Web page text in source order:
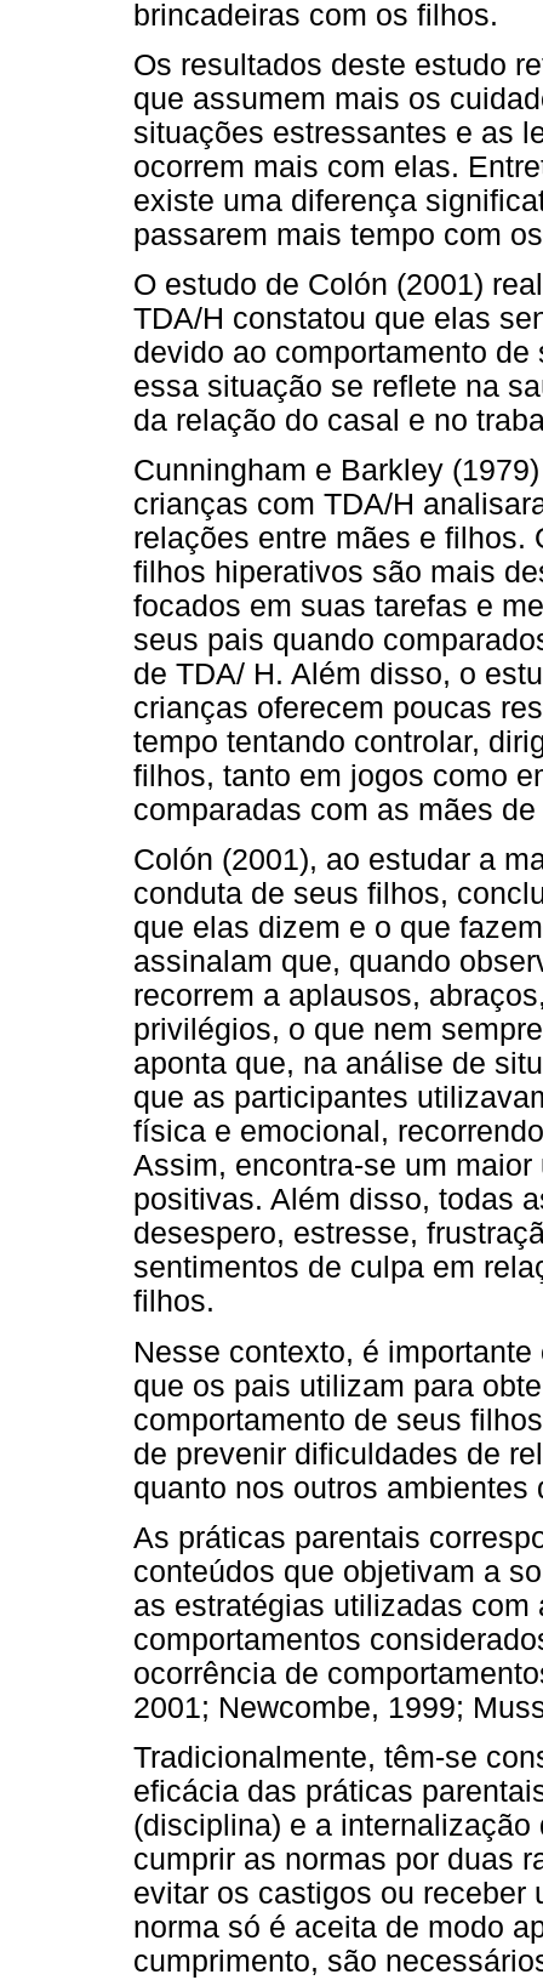
brincadeiras com os filhos.
Os resultados deste estudo
que assumem mais os
situações estressantes e as
ocorrem mais com elas.
existe uma diferença
passarem mais tempo com
O estudo de Colón (2001)
TDA/H constatou que elas
devido ao comportamento
essa situação se reflete na
da relação do casal e no
Cunningham e Barkley
crianças com TDA/H
relações entre mães e filhos.
filhos hiperativos são mais
focados em suas tarefas e
seus pais quando
de TDA/ H. Além disso, o
crianças oferecem poucas
tempo tentando controlar,
filhos, tanto em jogos como
comparadas com as mães
Colón (2001), ao estudar a
conduta de seus filhos,
que elas dizem e o que
assinalam que, quando
recorrem a aplausos,
privilégios, o que nem
aponta que, na análise de
que as participantes
física e emocional,
Assim, encontra-se um
positivas. Além disso, todas
desespero, estresse,
sentimentos de culpa em
filhos.
Nesse contexto, é
que os pais utilizam para
comportamento de seus
de prevenir dificuldades de
quanto nos outros
As práticas parentais
conteúdos que objetivam a
as estratégias utilizadas com
comportamentos
ocorrência de
2001; Newcombe, 1999;
Tradicionalmente, têm-se
eficácia das práticas
(disciplina) e a
cumprir as normas por duas
evitar os castigos ou receber
norma só é aceita de modo
cumprimento, são